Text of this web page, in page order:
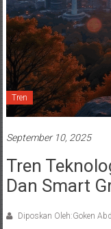
Tren
September 10, 2025
Tren
Dan Smart
Diposkan Oleh:Goken